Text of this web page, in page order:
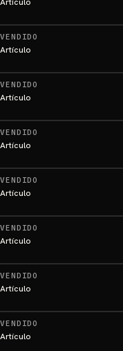
VENDIDO
Artículo
VENDIDO
Artículo
VENDIDO
Artículo
VENDIDO
Artículo
VENDIDO
Artículo
VENDIDO
Artículo
VENDIDO
Artículo